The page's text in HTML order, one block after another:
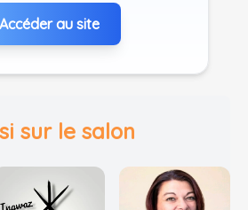
Accéder au site
sur le salon